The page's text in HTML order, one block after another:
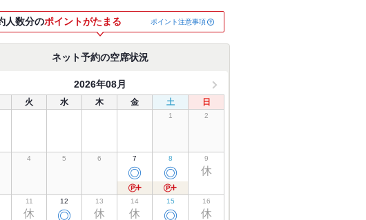
人数分のポイントがたまる ポイント注意事項
ネット予約の空席状況
2026年08月
火 水 木 金 土 日
1 2
4 5 6 7
◎
8
◎
9
休
11
休
12
◎
13
休
14
休
15
◎
16
休